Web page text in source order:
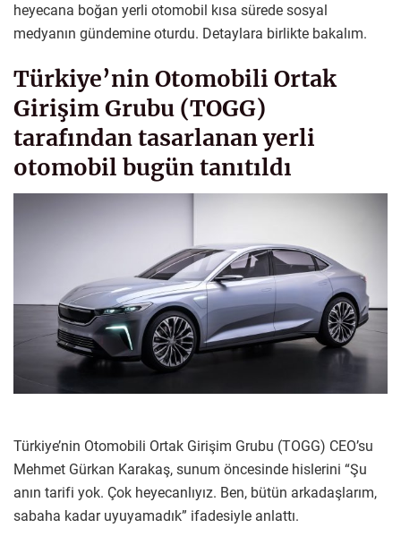
heyecana boğan yerli otomobil kısa sürede sosyal
medyanın gündemine oturdu. Detaylara birlikte bakalım.
Türkiye’nin Otomobili Ortak
Girişim Grubu (TOGG)
tarafından tasarlanan yerli
otomobil bugün tanıtıldı
Türkiye’nin Otomobili Ortak Girişim Grubu (TOGG) CEO’su
Mehmet Gürkan Karakaş, sunum öncesinde hislerini “Şu
anın tarifi yok. Çok heyecanlıyız. Ben, bütün arkadaşlarım,
sabaha kadar uyuyamadık” ifadesiyle anlattı.